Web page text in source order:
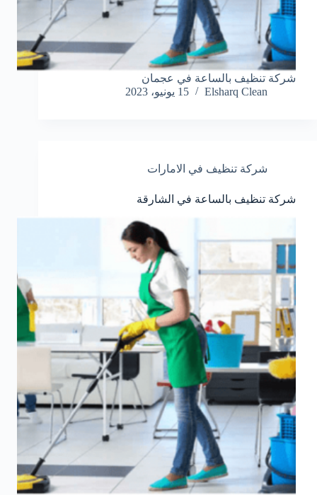
شركة تنظيف بالساعة في عجمان
Elsharq Clean
15 يونيو، 2023
شركة تنظيف في الامارات
شركة تنظيف بالساعة في الشارقة